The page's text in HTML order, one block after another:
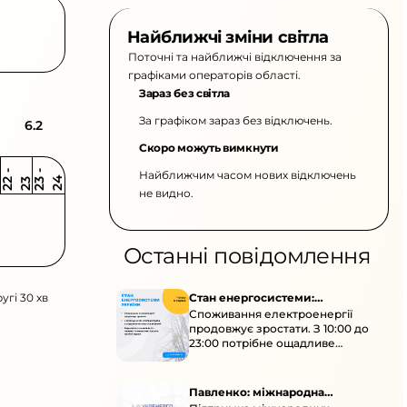
6.2
2 2
-
2 3 2 3
-
2 4
30 хв
Найближчі зміни світла
Поточні та найближчі відключення за
графіками операторів області.
Зараз без світла
За графіком зараз без відключень.
Скоро можуть вимкнути
Найближчим часом нових відключень
не видно.
Останні повідомлення
Стан енергосистеми:
споживання зростає
Споживання електроенергії
продовжує зростати. З 10:00 до
23:00 потрібне ощадливе
енергоспоживання, а
перенести на нічні години.
Павленко: міжнародна